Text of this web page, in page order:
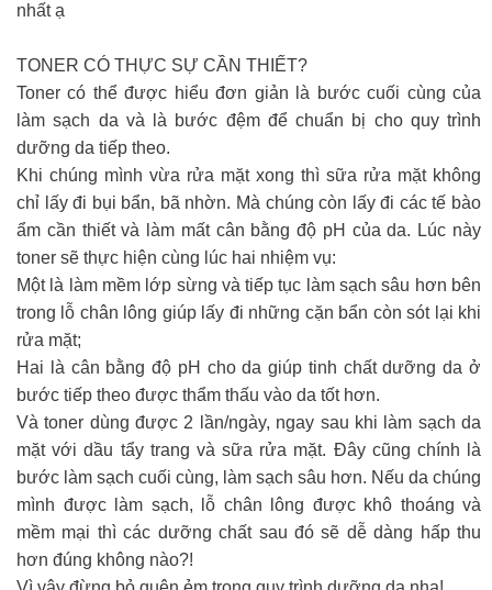
nhất ạ
TONER CÓ THỰC SỰ CẦN THIẾT?
Toner có thể được hiểu đơn giản là bước cuối cùng của
làm sạch da và là bước đệm để chuẩn bị cho quy trình
dưỡng da tiếp theo.
Khi chúng mình vừa rửa mặt xong thì sữa rửa mặt không
chỉ lấy đi bụi bẩn, bã nhờn. Mà chúng còn lấy đi các tế bào
ẩm cần thiết và làm mất cân bằng độ pH của da. Lúc này
toner sẽ thực hiện cùng lúc hai nhiệm vụ:
Một là làm mềm lớp sừng và tiếp tục làm sạch sâu hơn bên
trong lỗ chân lông giúp lấy đi những cặn bẩn còn sót lại khi
rửa mặt;
Hai là cân bằng độ pH cho da giúp tinh chất dưỡng da ở
bước tiếp theo được thẩm thấu vào da tốt hơn.
Và toner dùng được 2 lần/ngày, ngay sau khi làm sạch da
mặt với dầu tẩy trang và sữa rửa mặt. Đây cũng chính là
bước làm sạch cuối cùng, làm sạch sâu hơn. Nếu da chúng
mình được làm sạch, lỗ chân lông được khô thoáng và
mềm mại thì các dưỡng chất sau đó sẽ dễ dàng hấp thu
hơn đúng không nào?!